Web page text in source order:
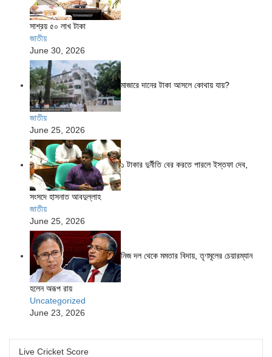
সাশ্রয় ৫০ লাখ টাকা
জাতীয়
June 30, 2026
মাজারে দানের টাকা আসলে কোথায় যায়?
জাতীয়
June 25, 2026
১ টাকার দুর্নীতি বের করতে পারলে ইস্তফা দেব,
সংসদে হাসনাত আবদুল্লাহ
জাতীয়
June 25, 2026
নিজ দল থেকে মমতার বিদায়, তৃণমূলের চেয়ারম্যান
হলেন অরূপ রায়
Uncategorized
June 23, 2026
Live Cricket Score